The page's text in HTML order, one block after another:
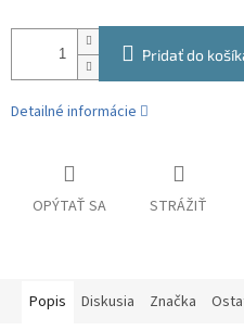
Pridať do
Detailné informácie
OPÝTAŤ SA STRÁŽIŤ
Popis Diskusia Značka